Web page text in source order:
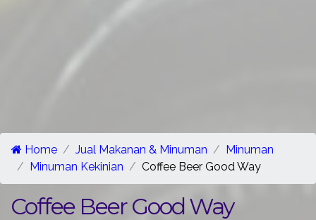
Home Jual Makanan & Minuman
Minuman
Minuman Kekinian
Coffee Beer Good Way
Coffee Beer Good Way